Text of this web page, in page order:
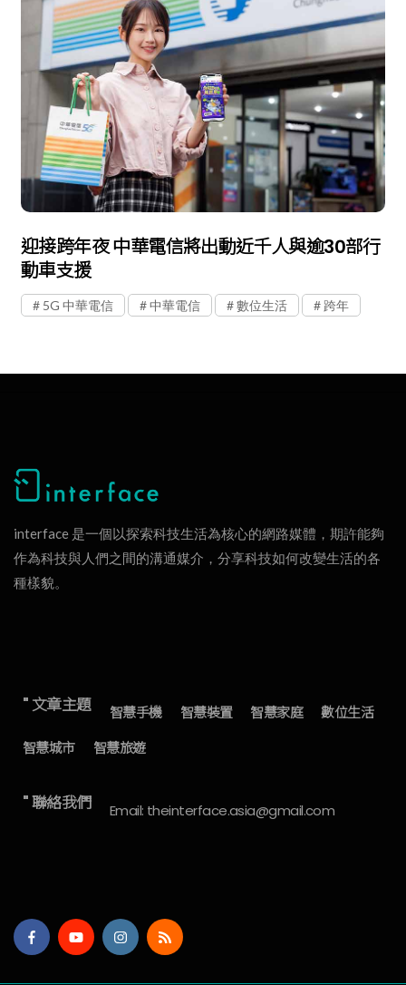
迎接跨年夜 中華電信將出動近千人與逾30部行
動車支援
5G 中華電信 中華電信 數位生活 跨年
interface 是一個以探索科技生活為核心的網路媒體，期許能夠
作為科技與人們之間的溝通媒介，分享科技如何改變生活的各
種樣貌。
" 文章主題 智慧手機 智慧裝置 智慧家庭
數位生活
智慧城市
智慧旅遊
" 聯絡我們 Email: theinterface.asia@gmail.com